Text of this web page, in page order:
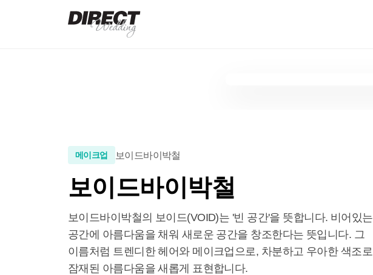
메이크업 보이드바이박철
보이드바이박철
보이드바이박철의 보이드(VOID)는 '빈 공간'을 뜻합니다. 비어있는
공간에 아름다움을 채워 새로운 공간을 창조한다는 뜻입니다. 그
이름처럼 트렌디한 헤어와 메이크업으로, 차분하고 우아한 색조로
잠재된 아름다움을 새롭게 표현합니다.